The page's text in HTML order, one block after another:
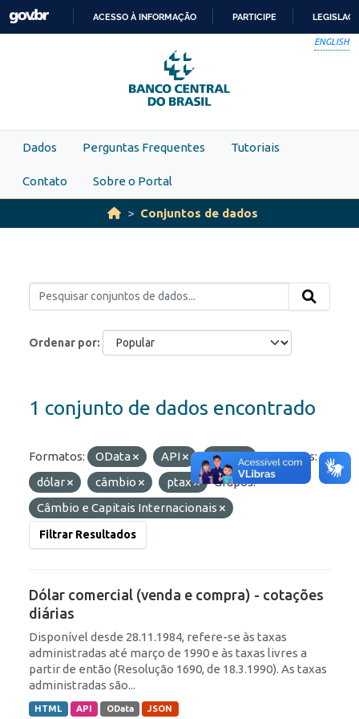
Skip to main content
PARA
O
CONTEÚDO
ACESSO À INFORMAÇÃO PARTICIPE
ENGLISH
Dados Perguntas Frequentes Tutoriais
Contato Sobre o Portal
Conjuntos de dados
Ordenar por
1 conjunto de dados encontrado
Formatos: OData API JSON
Etiquetas:
dólar
câmbio ptax
Grupos:
Câmbio e Capitais Internacionais
Filtrar Resultados
Dólar comercial (venda e compra) - cotações
diárias
Disponível desde 28.11.1984, refere-se às taxas
administradas até março de 1990 e às taxas livres a
partir de então (Resolução 1690, de 18.3.1990). As taxas
administradas são...
HTML API OData JSON